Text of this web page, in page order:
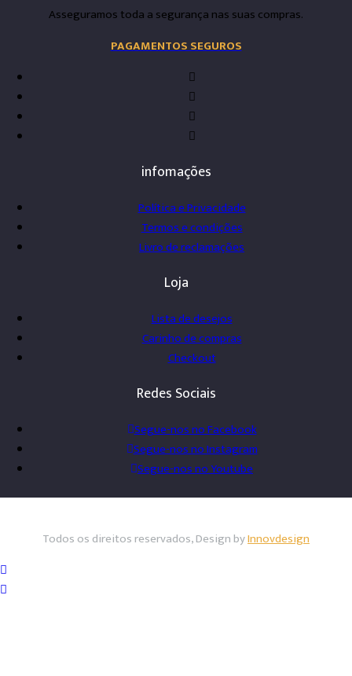
Asseguramos toda a segurança nas suas compras.
PAGAMENTOS SEGUROS
infomações
Política e Privacidade
Termos e condições
Livro de reclamações
Loja
Lista de desejos
Carinho de compras
Checkout
Redes Sociais
Segue-nos no Facebook
Segue-nos no Instagram
Segue-nos no Youtube
Todos os direitos reservados, Design byInnovdesign